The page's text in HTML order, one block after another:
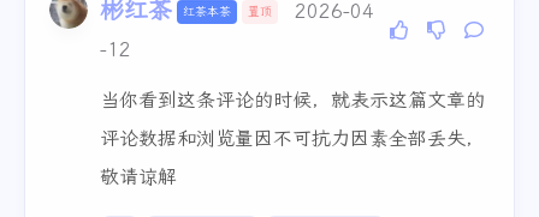
彬红茶 红茶本茶 置顶
2026-04
-12
当你看到这条评论的时候，就表示这篇文章的
评论数据和浏览量因不可抗力因素全部丢失，
敬请谅解